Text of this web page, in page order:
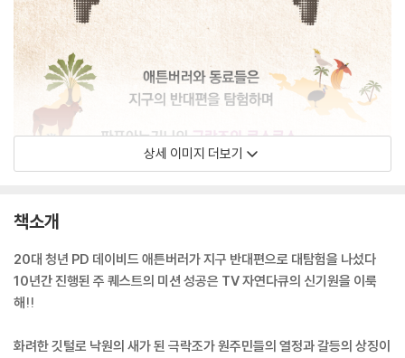
상세 이미지 더보기
책소개
20대 청년 PD 데이비드 애튼버러가 지구 반대편으로 대탐험을 나섰다
10년간 진행된 주 퀘스트의 미션 성공은 TV 자연다큐의 신기원을 이룩
해!!
화려한 깃털로 낙원의 새가 된 극락조가 원주민들의 열정과 갈등의 상징이